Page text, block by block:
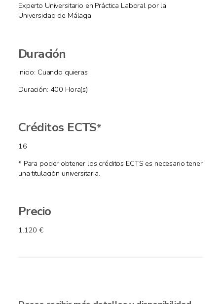
Experto Universitario en Práctica Laboral por la
Universidad de Málaga
Duración
Inicio: Cuando quieras
Duración: 400 Hora(s)
Créditos ECTS*
16
* Para poder obtener los créditos ECTS es necesario tener
una titulación universitaria.
Precio
1.120 €